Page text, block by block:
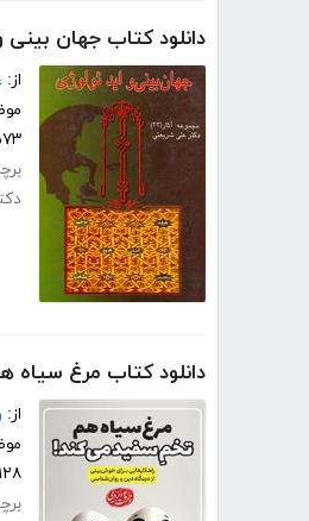
دانلود کتاب جهان بینی
از:
۵۷۳
دانلود کتاب مرغ
از:
۱۲۸ صفحه